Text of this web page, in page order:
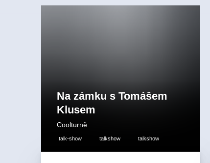
Na zámku s Tomášem
Klusem
Coolturně
talk-show talkshow talkshow